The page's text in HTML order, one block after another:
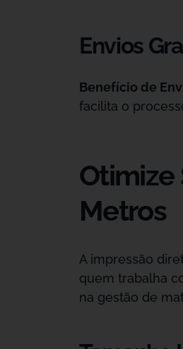
Envios
Benefício de
facilita o
Otimize
Metros
A impressão
quem trabalha
na gestão de